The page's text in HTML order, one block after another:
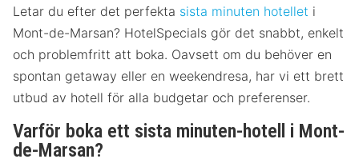
Letar du efter det perfekta sista minuten hotellet i
Mont-de-Marsan? HotelSpecials gör det snabbt, enkelt
och problemfritt att boka. Oavsett om du behöver en
spontan getaway eller en weekendresa, har vi ett brett
utbud av hotell för alla budgetar och preferenser.
Varför boka ett sista minuten-hotell i Mont-
de-Marsan?